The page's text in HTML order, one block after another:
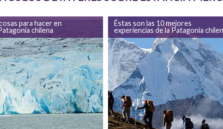
para hacer en
chilena
Éstas son las 10 mejores
experiencias de la Patagonia